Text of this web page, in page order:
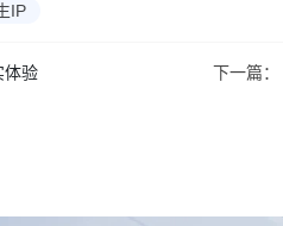
IP
体验 下一篇：